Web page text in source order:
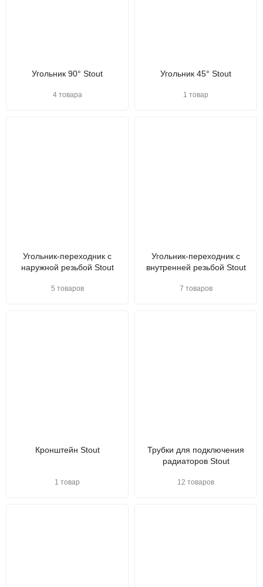
Угольник 90° Stout
4 товара
Угольник 45° Stout
1 товар
Угольник-переходник с
наружной резьбой Stout
5 товаров
Угольник-переходник с
внутренней резьбой Stout
7 товаров
Кронштейн Stout
1 товар
Трубки для подключения
радиаторов Stout
12 товаров